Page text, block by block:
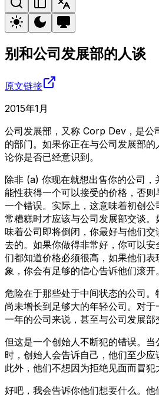
别和公司发展部的人谈
原文链接
2015年1月
公司发展部，又称 Corp Dev，是公
的部门。如果你正在与公司发展部
论你是否已经意识到。
除非 (a) 你现在就想出售你的公司
能性获得一个可以接受的价格，否
一个错误。实际上，这意味着初创
常糟糕时才应该与公司发展部交谈
味着公司即将倒闭，你最好与他们
去的。如果你做得非常好，你可以
们都知道价格必须很高，如果他们
象，你会有足够的信心告诉他们滚开。
危险在于那些处于中间状态的公司
尚未增长到足够大的年轻公司。对
一年的公司来说，甚至与公司发展部
但这是一个创始人不断犯的错误。
时，创始人会告诉自己，他们至少应
此外，他们不想因为拒绝见面而冒犯
好吧，我会告诉你他们想要什么。